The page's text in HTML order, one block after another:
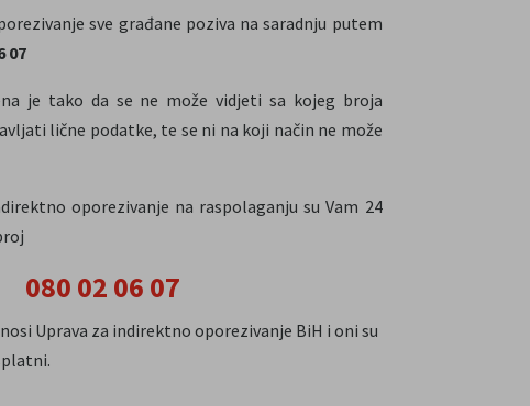
sve građane poziva na saradnju putem
07
je tako da se ne može vidjeti sa kojeg broja
lične podatke, te se ni na koji način ne može
oporezivanje na raspolaganju su Vam 24
080 02 06 07
Uprava za indirektno oporezivanje BiH i oni su